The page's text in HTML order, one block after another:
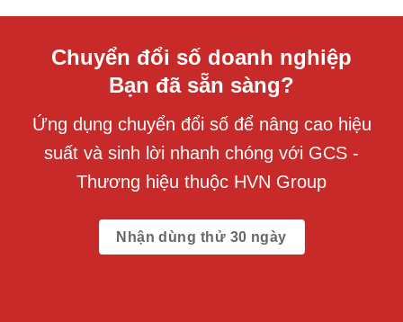
Chuyển đổi số doanh nghiệp
Bạn đã sẵn sàng?
Ứng dụng chuyển đổi số để nâng cao hiệu
suất và sinh lời nhanh chóng với GCS -
Thương hiệu thuộc HVN Group
Nhận dùng thử 30 ngày